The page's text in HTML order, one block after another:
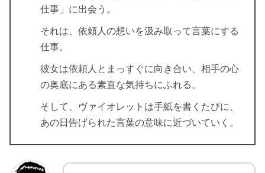
仕事」に出会う。
それは、依頼人の想いを汲み取って言葉にする
仕事。
彼女は依頼人とまっすぐに向き合い、相手の心
の奥底にある素直な気持ちにふれる。
そして、ヴァイオレットは手紙を書くたびに、
あの日告げられた言葉の意味に近づいていく。